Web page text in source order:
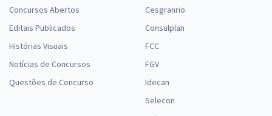
Concursos Abertos
Editais Publicados
Histórias Visuais
Notícias de Concursos
Questões de Concurso
Cesgranrio
Consulplan
FCC
FGV
Idecan
Selecon